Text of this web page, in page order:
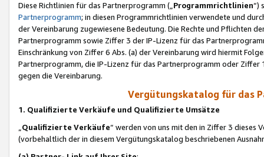
Diese Richtlinien für das Partnerprogramm („Programmrichtlinien“)
Partnerprogramm; in diesen Programmrichtlinien verwendete und
der Vereinbarung zugewiesene Bedeutung. Die Rechte und Pflichten
Partnerprogramm sowie Ziffer 3 der IP-Lizenz für das
Einschränkung von Ziffer 6 Abs. (a) der Vereinbarung wird hiermit
Partnerprogramm, die IP-Lizenz für das Partnerprogramm oder
gegen die Vereinbarung.
Vergütungskatalog für das
1. Qualifizierte Verkäufe und Qualifizierte Umsätze
Qualifizierte Verkäufe“ werden von uns mit den in Ziffer 3
(vorbehaltlich der in diesem Vergütungskatalog beschriebenen